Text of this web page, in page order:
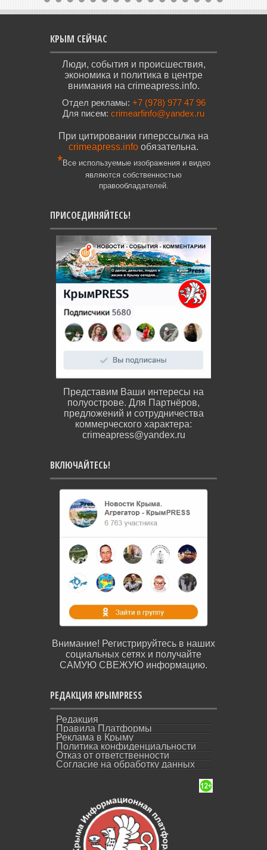
КРЫМ СЕЙЧАС
Люди, события и происшествия,
экономика и политика в центре
внимания на crimeapress.info.
Отдел рекламы: +7 (978) 977 47 96
Для писем: crimearfinfo@yandex.ru
При цитировании гиперссылка на
crimeapress.info обязательна.
*Все используемые изображения и видео
являются собственностью
правообладателей.
ПРИСОЕДИНЯЙТЕСЬ!
Представим Ваши интересы на
полуострове. Для Партнёров,
предложений и сотрудничества
коммерческого характера:
crimeapress@yandex.ru
ВКЛЮЧАЙТЕСЬ!
Внимание! Регистрируйтесь в наших
социальных сетях и получайте
САМУЮ СВЕЖУЮ информацию.
РЕДАКЦИЯ КРЫМPRESS
Редакция
Правила Платформы
Реклама в Крыму
Политика конфиденциальности
Отказ от ответственности
Согласие на обработку данных